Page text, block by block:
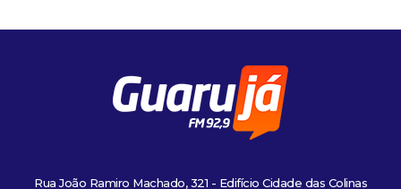
Rua João Ramiro Machado, 321 - Edifício Cidade das Colinas